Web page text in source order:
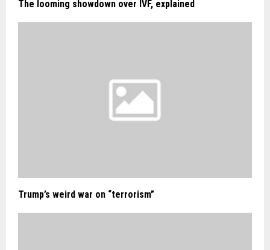
The looming showdown over IVF, explained
Trump’s weird war on “terrorism”